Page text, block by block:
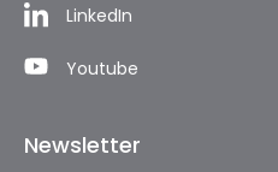
LinkedIn
Youtube
Newsletter